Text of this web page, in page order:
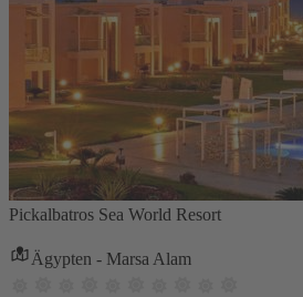
Pickalbatros Sea World Resort
Ägypten - Marsa Alam